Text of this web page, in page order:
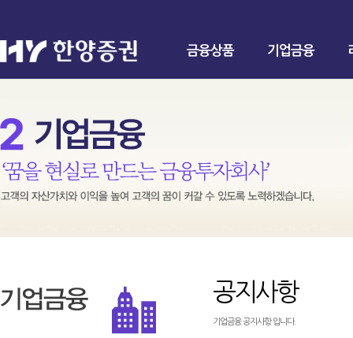
금융상품 기업금융
공지사항
기업금융 공지사항 입니다.